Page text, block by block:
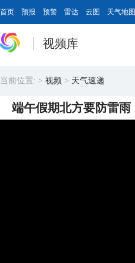
首页 预报 预警 雷达 云图 天气地图
视频库
当前位置: > 视频 > 天气速递
端午假期北方要防雷雨